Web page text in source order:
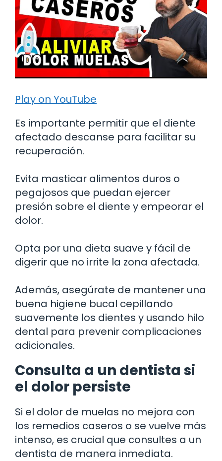
Play on YouTube
Es importante permitir que el diente
afectado descanse para facilitar su
recuperación.
Evita masticar alimentos duros o
pegajosos que puedan ejercer
presión sobre el diente y empeorar el
dolor.
Opta por una dieta suave y fácil de
digerir que no irrite la zona afectada.
Además, asegúrate de mantener una
buena higiene bucal cepillando
suavemente los dientes y usando hilo
dental para prevenir complicaciones
adicionales.
Consulta a un dentista si
el dolor persiste
Si el dolor de muelas no mejora con
los remedios caseros o se vuelve más
intenso, es crucial que consultes a un
dentista de manera inmediata.